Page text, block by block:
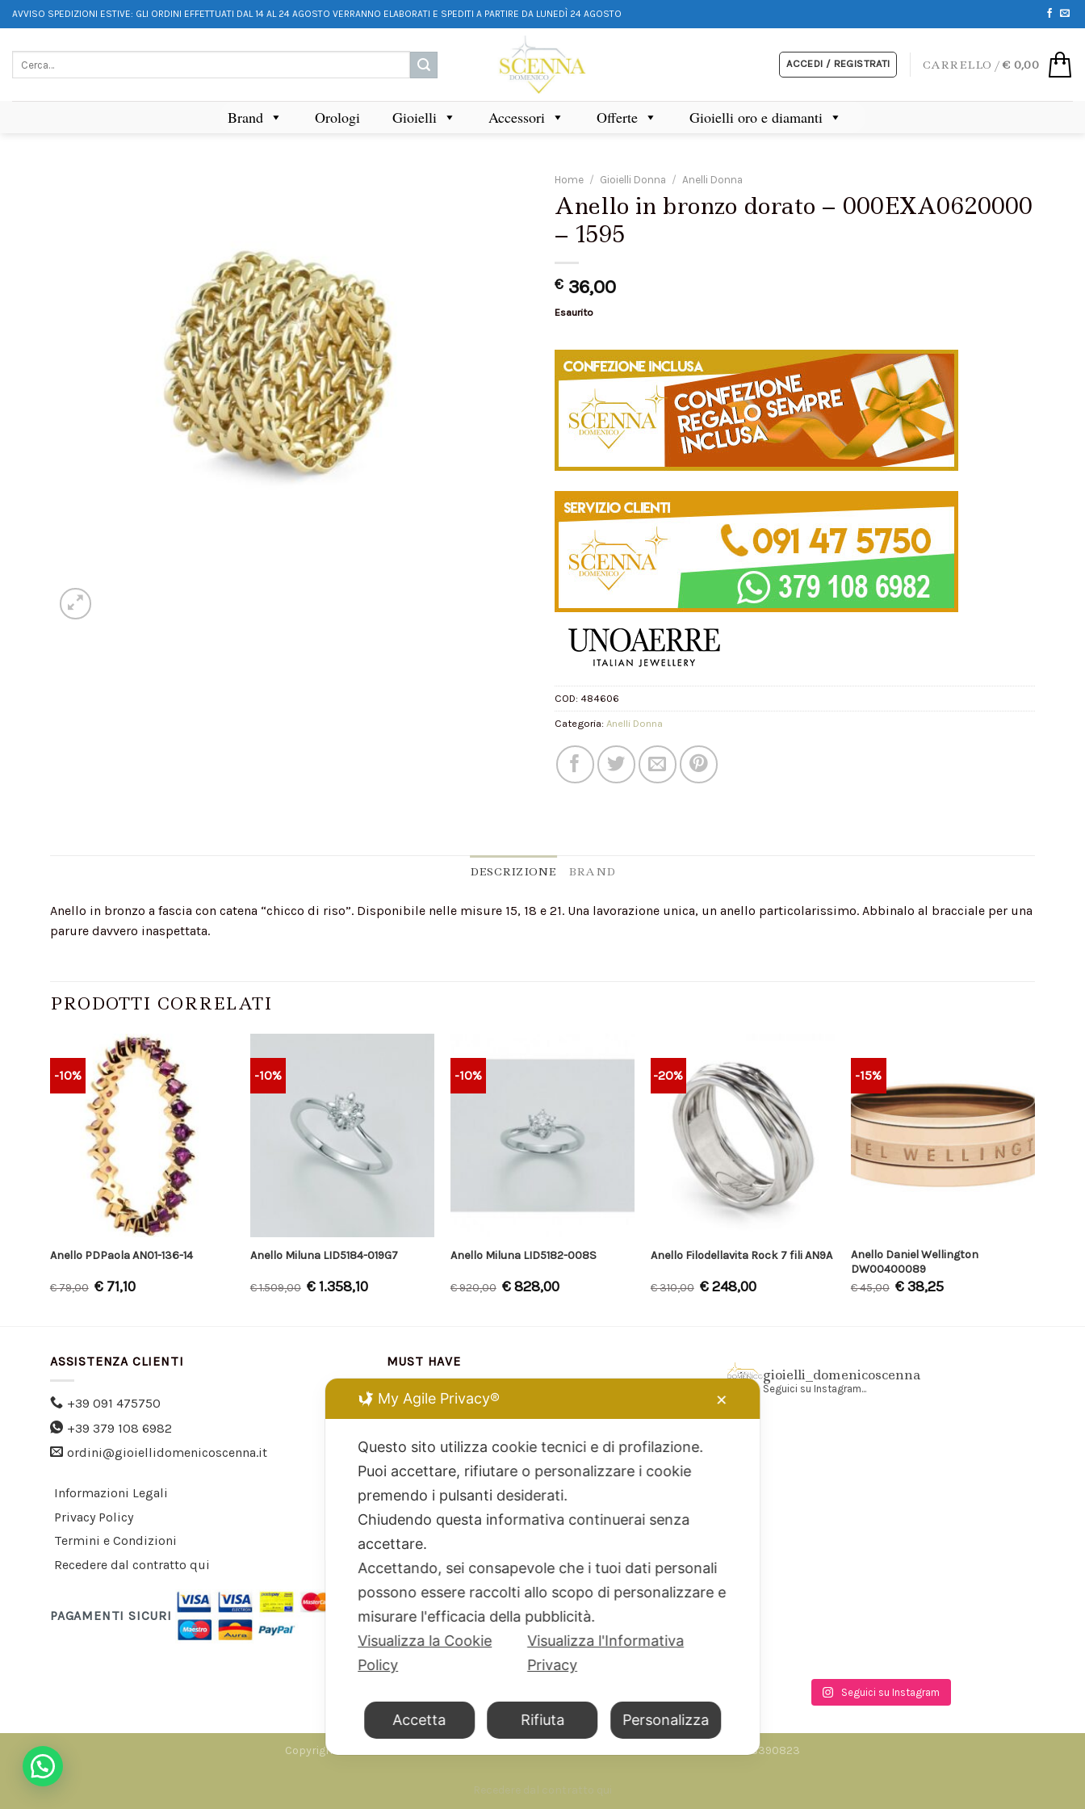
AVVISO SPEDIZIONI ESTIVE: GLI ORDINI EFFETTUATI DAL 14 AL 24 AGOSTO VERRANNO ELABORATI E SPEDITI A PARTIRE DA LUNEDÌ 24 AGOSTO
ACCEDI / REGISTRATI CARRELLO /€ 0,00
Brand Orologi Gioielli Accessori Offerte Gioielli oro e diamanti
Home / Gioielli Donna / Anelli Donna
Anello in bronzo dorato – 000EXA0620000
– 1595
€ 36,00
Esaurito
COD: 484606
Categoria: Anelli Donna
DESCRIZIONE BRAND
Anello in bronzo a fascia con catena “chicco di riso”. Disponibile nelle misure 15, 18 e 21. Una lavorazione unica, un anello particolarissimo. Abbinalo al bracciale per una
parure davvero inaspettata.
PRODOTTI CORRELATI
-10%
Anello PDPaola AN01-136-14
€79,00 € 71,10
-10%
Anello Miluna LID5184-019G7
€1.509,00 €1.358,10
-10%
Anello Miluna LID5182-008S
€920,00 €828,00
-20%
Anello Filodellavita Rock 7 fili AN9A
€310,00 €248,00
-15%
Anello Daniel Wellington
DW00400089
€45,00 €38,25
ASSISTENZA CLIENTI
+39 091 475750
+39 379 108 6982
ordini@gioiellidomenicoscenna.it
Informazioni Legali
Privacy Policy
Termini e Condizioni
Recedere dal contratto qui
PAGAMENTI SICURI
MUST HAVE
Chiara Ferragni
Dodo Mariani
Breil Tribe
Filodellavita
Bliss
Kidult
Hamilton
Miluna
gioielli_domenicoscenna
Seguici su Instagram...
Seguici su Instagram
Copyright 2026 © Gioielli Domenico Scenna srl - Via A.Diaz 43/E – 90123 Palermo P.I. 06858390823
My Agile Privacy® ✕
Questo sito utilizza cookie tecnici e di profilazione.
Puoi accettare, rifiutare o personalizzare i cookie
premendo i pulsanti desiderati.
Chiudendo questa informativa continuerai senza
accettare.
Accettando, sei consapevole che i tuoi dati personali
possono essere raccolti allo scopo di personalizzare e
misurare l'efficacia della pubblicità.
Visualizza la Cookie
Policy
Visualizza l'Informativa
Privacy
Accetta Rifiuta Personalizza
Recedere dal contratto qui